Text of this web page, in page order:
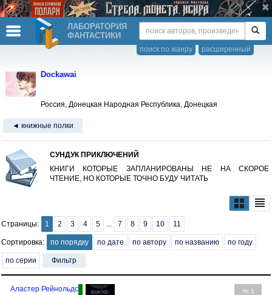
ЛАБОРАТОРИЯ
ФАНТАСТИКИ
расширенный
поиск по жанру
Dockawai
Россия, Донецкая Народная Республика, Донецкая
◄ книжные полки
СУНДУК ПРИКЛЮЧЕНИЙ
КНИГИ КОТОРЫЕ ЗАПЛАНИРОВАНЫ НЕ НА СКОРОЕ
ЧТЕНИЕ, НО КОТОРЫЕ ТОЧНО БУДУ ЧИТАТЬ
Страницы: 1 2 3 4 5 ... 7 8 9 10 11
Сортировка: по порядку по дате по автору по названию по году
по серии Фильтр
№ 1
Аластер Рейнольдс